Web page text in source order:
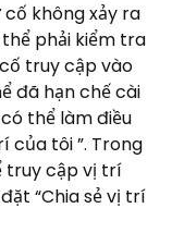
cố không xảy ra
phải kiểm tra
truy cập vào
đã hạn chế cài
thể làm điều
của tôi ”. Trong
truy cập vị trí
“Chia sẻ vị trí